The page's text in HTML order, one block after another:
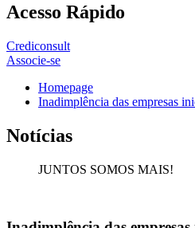
Acesso Rápido
Crediconsult
Associe-se
Homepage
Inadimplência das empresas
Notícias
JUNTOS SOMOS MAIS!